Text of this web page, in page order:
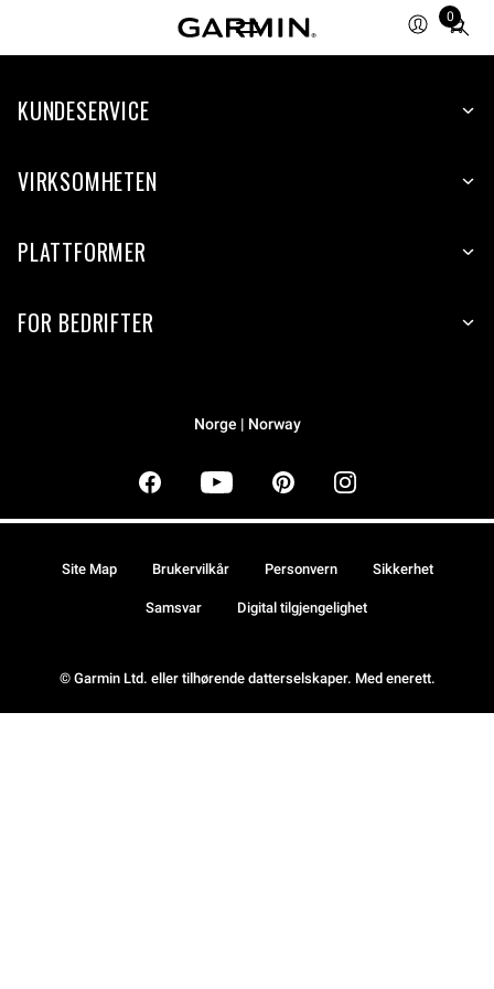
0
Total
items
cart:
KUNDESERVICE
VIRKSOMHETEN
PLATTFORMER
FOR BEDRIFTER
Norge | Norway
© Garmin Ltd. eller tilhørende datterselskaper. Med enerett.
Site Map Brukervilkår Personvern Sikkerhet
Samsvar Digital tilgjengelighet